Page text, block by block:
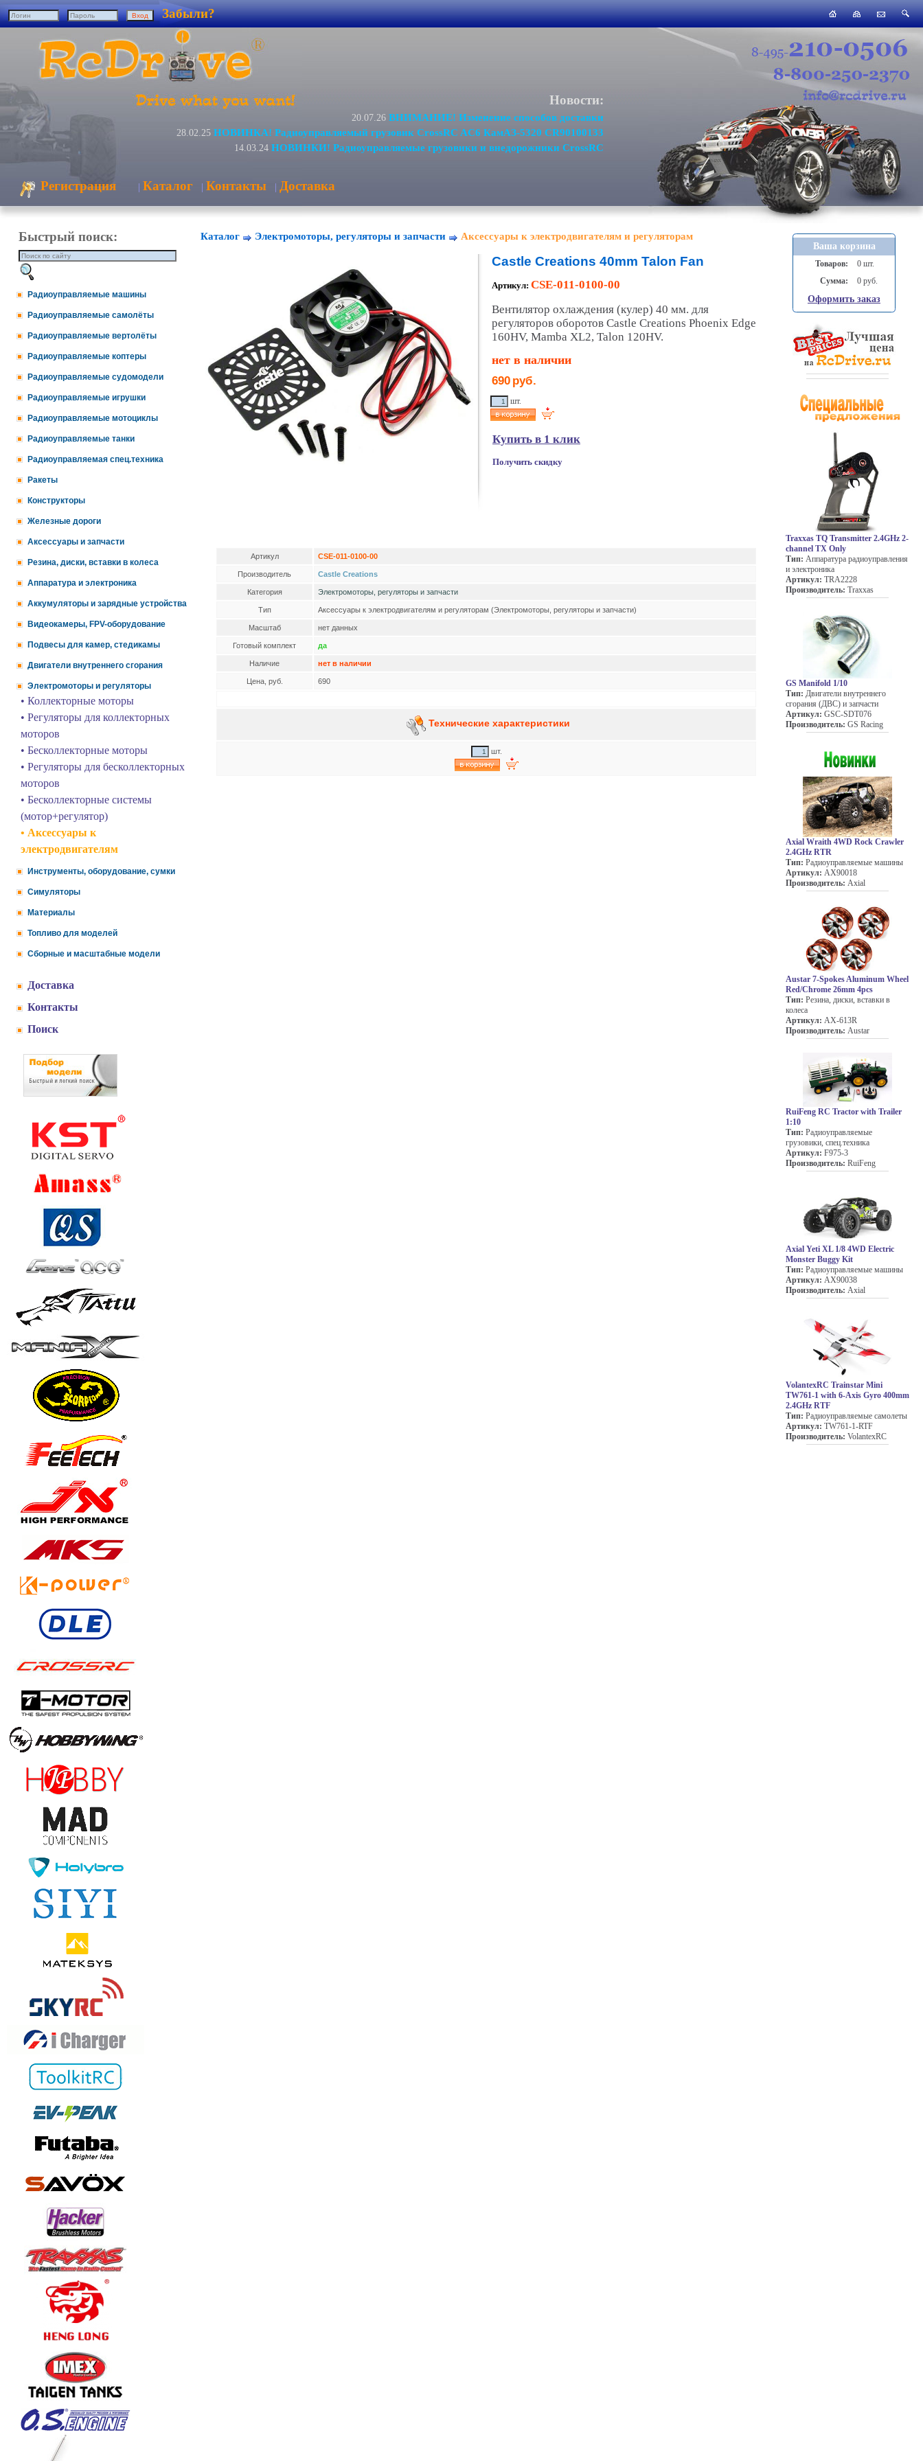
Забыли?
Новости:
20.07.26 ВНИМАНИЕ! Изменение способов доставки
28.02.25 НОВИНКА! Радиоуправляемый грузовик CrossRC AC6 КамАЗ-5320 CR90100133
14.03.24 НОВИНКИ! Радиоуправляемые грузовики и внедорожники CrossRC
Регистрация | Каталог | Контакты | Доставка
Быстрый поиск:
Радиоуправляемые машины
Радиоуправляемые самолёты
Радиоуправляемые вертолёты
Радиоуправляемые коптеры
Радиоуправляемые судомодели
Радиоуправляемые игрушки
Радиоуправляемые мотоциклы
Радиоуправляемые танки
Радиоуправляемая спец.техника
Ракеты
Конструкторы
Железные дороги
Аксессуары и запчасти
Резина, диски, вставки в колеса
Аппаратура и электроника
Аккумуляторы и зарядные устройства
Видеокамеры, FPV-оборудование
Подвесы для камер, стедикамы
Двигатели внутреннего сгорания
Электромоторы и регуляторы
• Коллекторные моторы
• Регуляторы для коллекторных
моторов
• Бесколлекторные моторы
• Регуляторы для бесколлекторных
моторов
• Бесколлекторные системы
(мотор+регулятор)
• Аксессуары к
электродвигателям
Инструменты, оборудование, сумки
Симуляторы
Материалы
Топливо для моделей
Сборные и масштабные модели
Доставка
Контакты
Поиск
Каталог Электромоторы, регуляторы и запчасти Аксессуары к электродвигателям и регуляторам
Castle Creations 40mm Talon Fan
Артикул: CSE-011-0100-00
Вентилятор охлаждения (кулер) 40 мм. для
регуляторов оборотов Castle Creations Phoenix Edge
160HV, Mamba XL2, Talon 120HV.
нет в наличии
690 руб.
шт.
Купить в 1 клик
Получить скидку
Артикул CSE-011-0100-00
Производитель Castle Creations
Категория Электромоторы, регуляторы и запчасти
Тип Аксессуары к электродвигателям и регуляторам (Электромоторы, регуляторы и запчасти)
Масштаб нет данных
Готовый комплект да
Наличие нет в наличии
Цена, руб. 690
Технические характеристики
шт.
Ваша корзина
Товаров:
0 шт.
Сумма:
0 руб.
Оформить заказ
Traxxas TQ Transmitter 2.4GHz 2-
channel TX Only
Тип: Аппаратура радиоуправления
и электроника
Артикул: TRA2228
Производитель: Traxxas
GS Manifold 1/10
Тип: Двигатели внутреннего
сгорания (ДВС) и запчасти
Артикул: GSC-SDT076
Производитель: GS Racing
Axial Wraith 4WD Rock Crawler
2.4GHz RTR
Тип: Радиоуправляемые машины
Артикул: AX90018
Производитель: Axial
Austar 7-Spokes Aluminum Wheel
Red/Chrome 26mm 4pcs
Тип: Резина, диски, вставки в
колеса
Артикул: AX-613R
Производитель: Austar
RuiFeng RC Tractor with Trailer
1:10
Тип: Радиоуправляемые
грузовики, спец.техника
Артикул: F975-3
Производитель: RuiFeng
Axial Yeti XL 1/8 4WD Electric
Monster Buggy Kit
Тип: Радиоуправляемые машины
Артикул: AX90038
Производитель: Axial
VolantexRC Trainstar Mini
TW761-1 with 6-Axis Gyro 400mm
2.4GHz RTF
Тип: Радиоуправляемые самолеты
Артикул: TW761-1-RTF
Производитель: VolantexRC